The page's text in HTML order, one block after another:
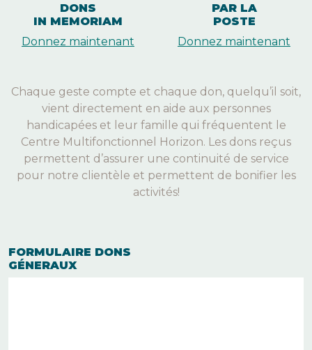
DONS
IN MEMORIAM
Donnez maintenant
PAR LA
POSTE
Donnez maintenant
Chaque geste compte et chaque don, quelqu’il soit,
vient directement en aide aux personnes
handicapées et leur famille qui fréquentent le
Centre Multifonctionnel Horizon. Les dons reçus
permettent d’assurer une continuité de service
pour notre clientèle et permettent de bonifier les
activités!
FORMULAIRE DONS
GÉNERAUX